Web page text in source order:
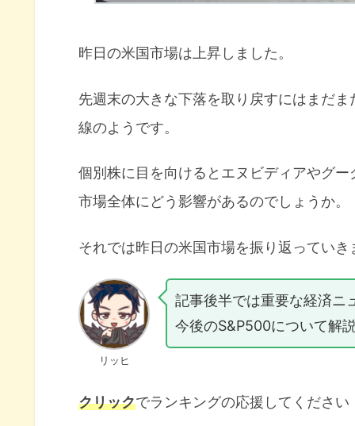
昨日の米国市場は上昇しました。
先週末の大きな下落を取り戻すにはまだ
線のようです。
個別株に目を向けるとエヌビディアやグ
市場全体にどう影響があるのでしょうか。
それでは昨日の米国市場を振り返っていき
リッヒ
記事後半では重要な経済ニ
今後のS&P500について解
クリックでランキングの応援してください